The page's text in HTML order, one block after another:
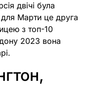
двічі була
Марти це друга
з топ-10
2023 вона